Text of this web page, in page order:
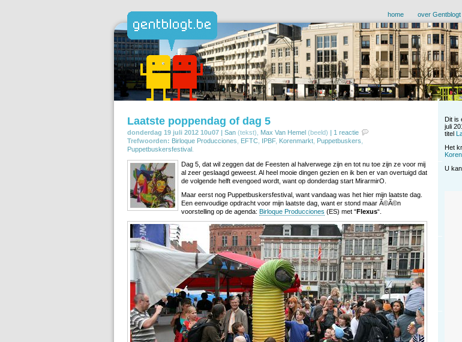
home over Gentblogt
Laatste poppendag of dag 5
donderdag 19 juli 2012 10u07 | San (tekst), Max Van Hemel (beeld) | 1 reactie
Trefwoorden: Birloque Producciones EFTC IPBF, Korenmarkt Puppetbuskers
Puppetbuskersfestival
Dag 5, dat wil zeggen dat de Feesten al halverwege zijn en tot nu toe zijn ze voor mij
al zeer geslaagd geweest. Al heel mooie dingen gezien en ik ben er van overtuigd dat
de volgende helft evengoed wordt, want op donderdag start MirarmirO.
Maar eerst nog Puppetbuskersfestival, want vandaag was het hier mijn laatste dag.
Een eenvoudige opdracht voor mijn laatste dag, want er stond maar Ã©Ã©n
voorstelling op de agenda: Birloque Producciones (ES) met “Flexus“.
Dit is
juli
titel
Het
U